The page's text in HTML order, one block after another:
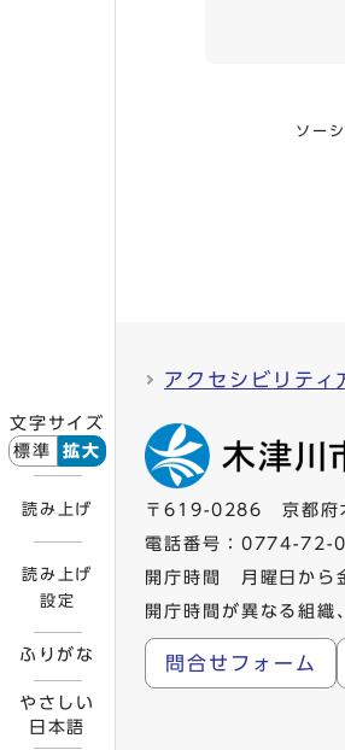
文字サイズ
標準
拡大
読み上げ
読み上げ
設定
ふりがな
やさしい
日本語
ソー
アクセシビリティ
〒619-0286 京都府
電話番号： 0774-72-
開庁時間 月曜日から
開庁時間が異なる組織
問合せフォーム